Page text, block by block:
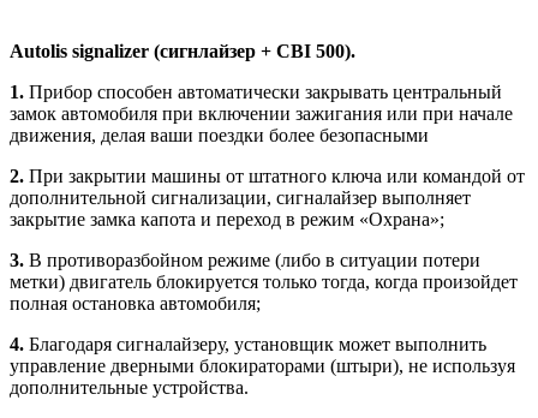
Autolis signalizer (сигнлайзер + CBI 500).
1. Прибор способен автоматически закрывать центральный
замок автомобиля при включении зажигания или при начале
движения, делая ваши поездки более безопасными
2. При закрытии машины от штатного ключа или командой от
дополнительной сигнализации, сигналайзер выполняет
закрытие замка капота и переход в режим «Охрана»;
3. В противоразбойном режиме (либо в ситуации потери
метки) двигатель блокируется только тогда, когда произойдет
полная остановка автомобиля;
4. Благодаря сигналайзеру, установщик может выполнить
управление дверными блокираторами (штыри), не используя
дополнительные устройства.